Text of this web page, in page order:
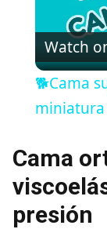
Watch
🐕Cama
Cama
presión